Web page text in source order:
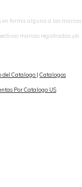
en forma alguna a las marcas
marcas registradas y/o
del Catalogo | Catalogos
Por Catalogo US